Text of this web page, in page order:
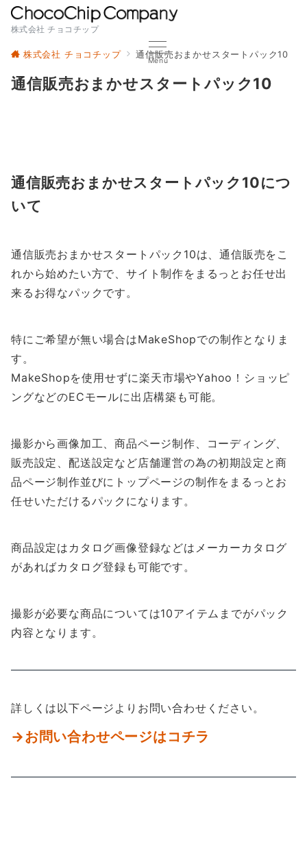
株式会社 チョコチップ
Menu
株式会社 チョコチップ 通信販売おまかせスタートパック10
通信販売おまかせスタートパック10
通信販売おまかせスタートパック10につ
いて
通信販売おまかせスタートパック10は、通信販売をこ
れから始めたい方で、サイト制作をまるっとお任せ出
来るお得なパックです。
特にご希望が無い場合はMakeShopでの制作となりま
す。
MakeShopを使用せずに楽天市場やYahoo！ショッピ
ングなどのECモールに出店構築も可能。
撮影から画像加工、商品ページ制作、コーディング、
販売設定、配送設定など店舗運営の為の初期設定と商
品ページ制作並びにトップページの制作をまるっとお
任せいただけるパックになります。
商品設定はカタログ画像登録などはメーカーカタログ
があればカタログ登録も可能です。
撮影が必要な商品については10アイテムまでがパック
内容となります。
詳しくは以下ページよりお問い合わせください。
→お問い合わせページはコチラ